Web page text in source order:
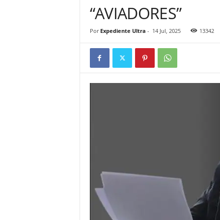
“AVIADORES”
Por Expediente Ultra - 14 Jul, 2025 13342